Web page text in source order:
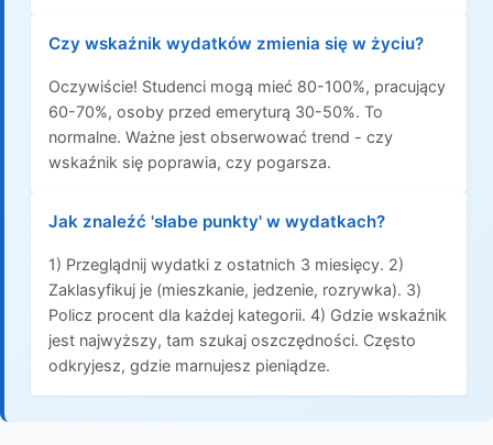
Czy wskaźnik wydatków zmienia się w życiu?
Oczywiście! Studenci mogą mieć 80-100%, pracujący
60-70%, osoby przed emeryturą 30-50%. To
normalne. Ważne jest obserwować trend - czy
wskaźnik się poprawia, czy pogarsza.
Jak znaleźć 'słabe punkty' w wydatkach?
1) Przeglądnij wydatki z ostatnich 3 miesięcy. 2)
Zaklasyfikuj je (mieszkanie, jedzenie, rozrywka). 3)
Policz procent dla każdej kategorii. 4) Gdzie wskaźnik
jest najwyższy, tam szukaj oszczędności. Często
odkryjesz, gdzie marnujesz pieniądze.